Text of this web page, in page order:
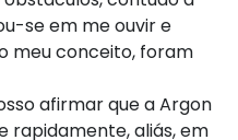
se em me ouvir e
meu conceito, foram
afirmar que a Argon
rapidamente, aliás, em